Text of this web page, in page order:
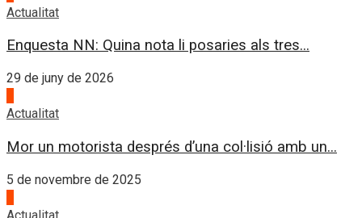
Actualitat
Enquesta NN: Quina nota li posaries als tres...
29 de juny de 2026
Actualitat
Mor un motorista després d’una col·lisió amb un...
5 de novembre de 2025
Actualitat